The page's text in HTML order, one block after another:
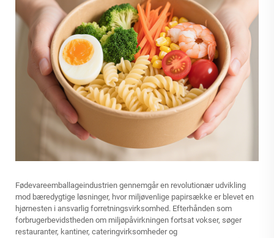
Fødevareemballageindustrien gennemgår en revolutionær udvikling
mod bæredygtige løsninger, hvor miljøvenlige papirsække er blevet en
hjørnesten i ansvarlig forretningsvirksomhed. Efterhånden som
forbrugerbevidstheden om miljøpåvirkningen fortsat vokser, søger
restauranter, kantiner, cateringvirksomheder og